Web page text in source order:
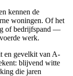
kennen de
woningen. Of het
of bedrijfspand —
werk.
en gevelkit van A-
blijvend witte
die jaren